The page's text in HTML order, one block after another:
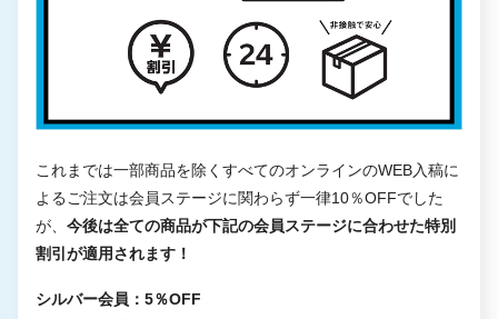
これまでは一部商品を除くすべてのオンラインのWEB入稿に
よるご注文は会員ステージに関わらず一律10％OFFでした
が、 今後は全ての商品が下記の会員ステージに合わせた特別
割引が適用されます！
シルバー会員：5％OFF